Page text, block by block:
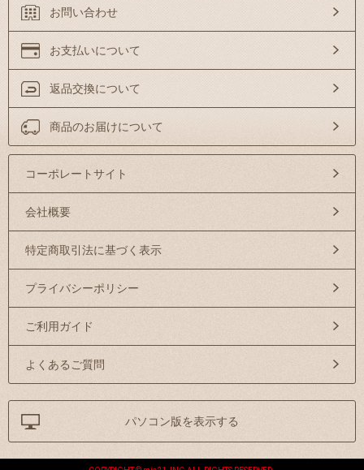
お問い合わせ
お支払いについて
返品交換について
商品のお届けについて
コーポレートサイト
会社概要
特定商取引法に基づく表示
プライバシーポリシー
ご利用ガイド
よくあるご質問
パソコン版を表示する